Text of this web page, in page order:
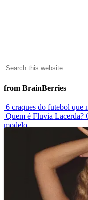
from BrainBerries
6 craques do futebol que
Quem é Fluvia Lacerda?
modelo
Modelo que sofria
Elas Não Envelhecem?
Conheça as 7 criaturas
Advertisements